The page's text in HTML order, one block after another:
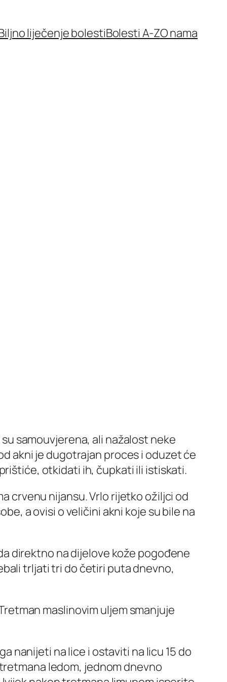
liječenje bolestiBolesti A-ZO nama
samouvjerena, ali nažalost neke
akni je dugotrajan proces i oduzet će
otkidati ih, čupkati ili istiskati.
crvenu nijansu. Vrlo rijetko ožiljci od
a ovisi o veličini akni koje su bile na
direktno na dijelove kože pogođene
trljati tri do četiri puta dnevno,
maslinovim uljem smanjuje
nanijeti na lice i ostaviti na licu 15 do
ledom, jednom dnevno